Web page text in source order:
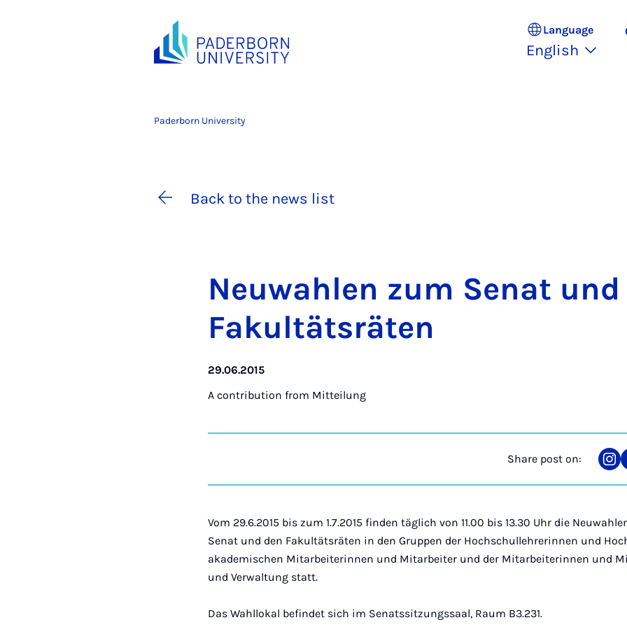
Language
English
Paderborn University
Back to the news list
Neuwah­len zum Sen­at und
Fak­ultät­s­räten
29.06.2015
A contribution from Mitteilung
Share post on:
on
Vom 29.6.2015 bis zum 1.7.2015 finden täglich von 11.00 bis 13.30 Uhr die
Senat und den Fakultätsräten in den Gruppen der Hochschullehrerinnen und
akademischen Mitarbeiterinnen und Mitarbeiter und der Mitarbeiterinnen und
und Verwaltung statt.
Das Wahllokal befindet sich im Senatssitzungssaal, Raum B3.231.